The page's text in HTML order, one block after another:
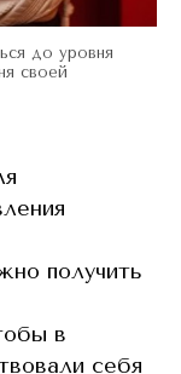
до уровня
своей
получить
в
себя